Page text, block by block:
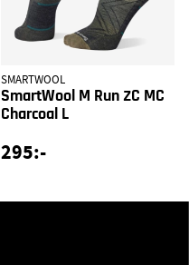
SMARTWOOL
SmartWool M Run ZC MC
Charcoal L
295:-